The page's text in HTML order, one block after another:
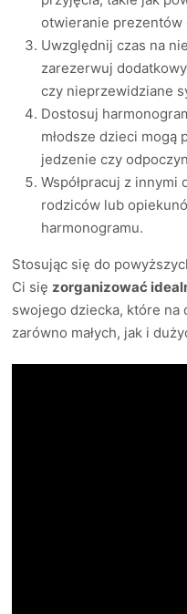
otwieranie prezentów
Uwzględnij czas na
zarezerwuj
czy nieprzewidziane
Dostosuj
młodsze dzieci mogą
jedzenie czy
Współpracuj z innymi
rodziców lub
harmonogramu.
Stosując się do
Ci się zorganizować
swojego dziecka, które na
zarówno małych, jak i